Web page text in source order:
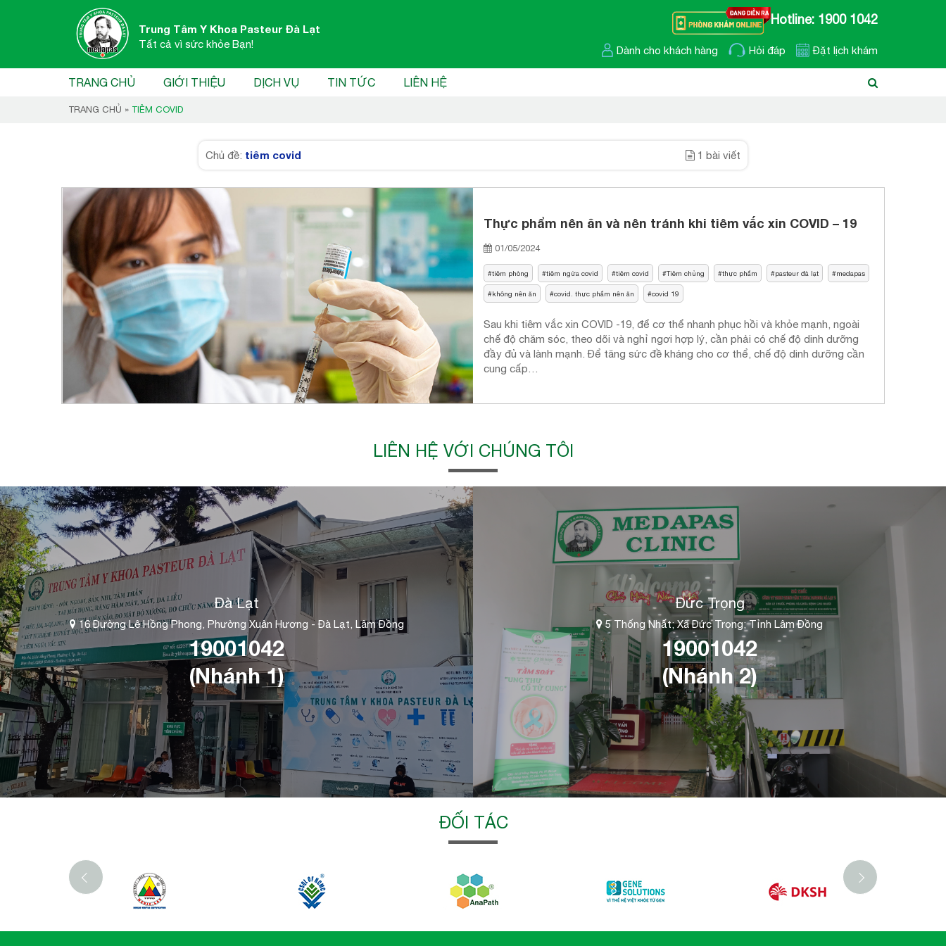
Trung Tâm Y Khoa Pasteur Đà Lạt
Tất cả vì sức khỏe Bạn!
Hotline: 1900 1042
Dành cho khách hàng Hỏi đáp Đặt lịch khám
TRANG CHỦ GIỚI THIỆU DỊCH VỤ TIN TỨC LIÊN HỆ
TRANG CHỦ » TIÊM COVID
Chủ đề: tiêm covid 1 bài viết
Thực phẩm nên ăn và nên tránh khi tiêm vắc xin COVID – 19
01/05/2024
tiêm phòng tiêm ngừa covid tiêm covid Tiêm chủng thực phẩm pasteur đà lạt medapas
không nên ăn covid. thực phẩm nên ăn covid 19
Sau khi tiêm vắc xin COVID -19, để cơ thể nhanh phục hồi và khỏe mạnh, ngoài
chế độ chăm sóc, theo dõi và nghỉ ngơi hợp lý, cần phải có chế độ dinh dưỡng
đầy đủ và lành mạnh. Để tăng sức đề kháng cho cơ thể, chế độ dinh dưỡng cần
cung cấp…
LIÊN HỆ VỚI CHÚNG TÔI
Đà Lạt
16 Đường Lê Hồng Phong, Phường Xuân Hương - Đà Lạt, Lâm Đồng
19001042
(Nhánh 1)
Đức Trọng
5 Thống Nhất; Xã Đức Trọng; Tỉnh Lâm Đồng
19001042
(Nhánh 2)
ĐỐI TÁC
‹